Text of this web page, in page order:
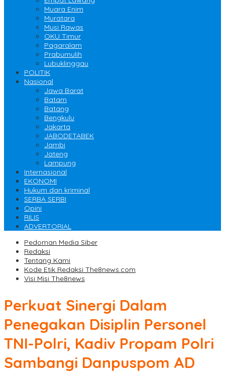
Muara Enim
Muratara
Musi Rawas
OKU Timur
Pagaralam
Prabumulih
Lubuklinggau
POLITIK
Nasional
Jawa Barat
Batam
Batang
Bengkulu
Jakarta
JABODETABEK
Jambi
Jateng
Lampung
Internasional
EKONOMI
Hukum dan kriminal
SERBA SERBI
Opini
RILIS
ADVERTORIAL
Pedoman Media Siber
Redaksi
Tentang Kami
Kode Etik Redaksi The8news.com
Visi Misi The8news
Perkuat Sinergi Dalam
Penegakan Disiplin Personel
TNI-Polri, Kadiv Propam Polri
Sambangi Danpuspom AD